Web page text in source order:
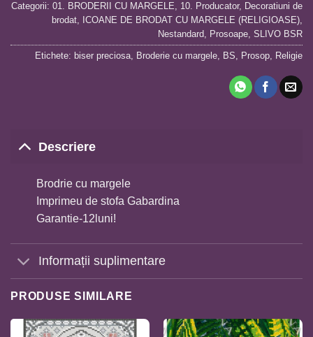
Categorii: 01. BRODERII CU MARGELE, 10. Producator, Decoratiuni de
brodat, ICOANE DE BRODAT CU MARGELE (RELIGIOASE),
Nestandard, Prosoape, SLIVO BSR
Etichete: biser preciosa, Broderie cu margele, BS, Prosop, Religie
Descriere
Brodrie cu margele
Imprimeu de stofa Gabardina
Garantie-12luni!
Informații suplimentare
PRODUSE SIMILARE